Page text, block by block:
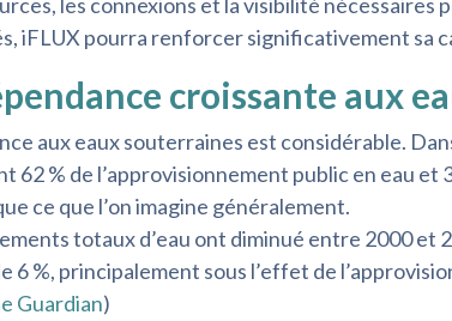
iFLUX pourra renforcer significativement sa
croissante aux
aux eaux souterraines est considérable.
62 % de l’approvisionnement public en eau et
ce que l’on imagine généralement.
totaux d’eau ont diminué entre 2000 et
6 %, principalement sous l’effet de
Guardian)